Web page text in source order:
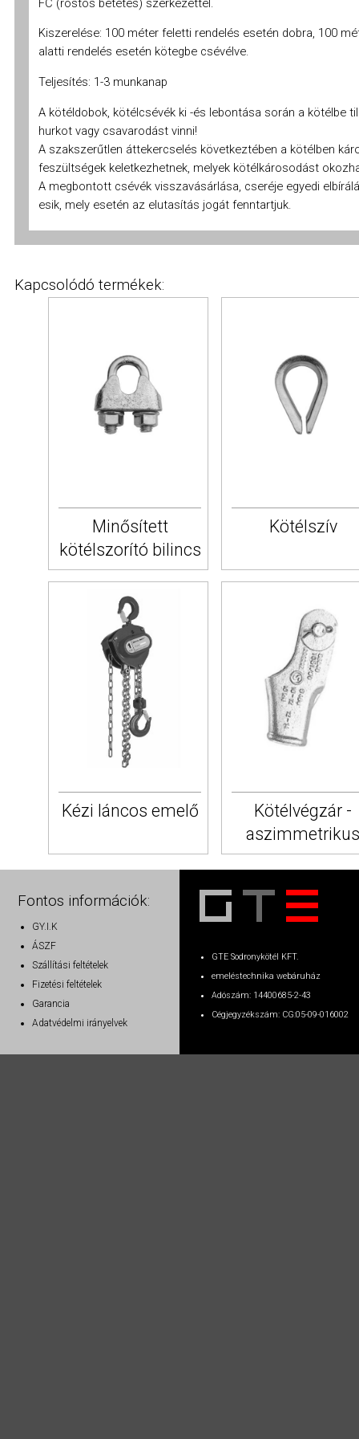
FC (rostos betétes) szerkezettel.
Kiszerelése: 100 méter feletti rendelés esetén dobra, 100
alatti rendelés esetén kötegbe csévélve.
Teljesítés: 1-3 munkanap
A kötéldobok, kötélcsévék ki -és lebontása során a kötélbe
hurkot vagy csavarodást vinni!
A szakszerűtlen áttekercselés következtében a kötélben
feszültségek keletkezhetnek, melyek kötélkárosodást
A megbontott csévék visszavásárlása, cseréje egyedi
esik, mely esetén az elutasítás jogát fenntartjuk.
Kapcsolódó termékek:
Minősített
kötélszorító bilincs
Kötélszív
Kézi láncos emelő
Kötélvégzár -
Fontos információk:
GY.I.K
ÁSZF
Szállítási feltételek
Fizetési feltételek
Garancia
Adatvédelmi irányelvek
GTE Sodronykötél KFT.
emeléstechnika webáruház
Adószám: 14400685-2-43
Cégjegyzékszám: CG:05-09-016002
amelyeket Ön az ő szolgáltatásaik igénybevétele során szolgáltatott nekik..
Összes engedélyezése